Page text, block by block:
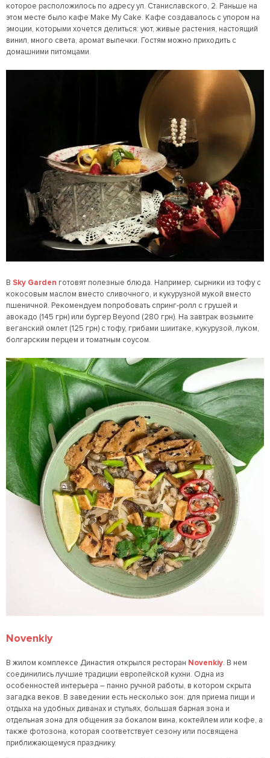
которое расположилось по адресу ул. Станиславского, 2. Раньше на
этом месте было кафе Make My Cake. Кафе создавалось с упором на
эмоции, которыми хочется делиться: уют, живые растения, настоящий
винил, много света, аромат выпечки. Гостям можно приходить с
домашними питомцами.
В Sky Garden готовят полезные блюда. Например, сырники из тофу с
кокосовым маслом вместо сливочного, и кукурузной мукой вместо
пшеничной. Рекомендуем попробовать спринг-ролл с грушей и
авокадо (145 грн) или бургер Beyond (280 грн). На завтрак возьмите
веганский омлет (125 грн) с тофу, грибами шиитаке, кукурузой, луком,
болгарским перцем и томатным соусом.
Novenkiy
В жилом комплексе Династия открылся ресторан Novenkiy. В нем
соединились лучшие традиции европейской кухни. Одна из
особенностей интерьера – панно ручной работы, в котором скрыта
загадка веков. В заведении есть несколько зон: для приема пищи и
отдыха на удобных диванах и стульях, большая барная зона и
отдельная зона для общения за бокалом вина, коктейлем или кофе, а
также фотозона, которая соответствует сезону или посвящена
приближающемуся празднику.